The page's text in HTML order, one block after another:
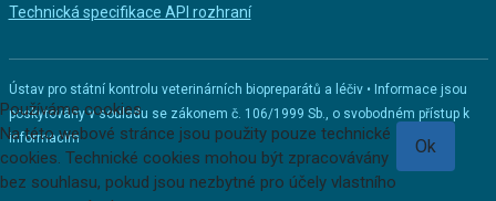
Technická specifikace API rozhraní
Ústav pro státní kontrolu veterinárních biopreparátů a léčiv • Informace jsou
poskytovány v souladu se zákonem č. 106/1999 Sb., o svobodném přístup k
informacím
Používáme cookies
Na této webové stránce jsou použity pouze technické
cookies. Technické cookies mohou být zpracovávány
bez souhlasu, pokud jsou nezbytné pro účely vlastního
Ok